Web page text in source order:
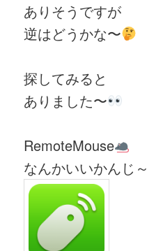
ありそうですが
逆はどうかな〜
探してみると
ありました〜
RemoteMouse
なんかいいかんじ～